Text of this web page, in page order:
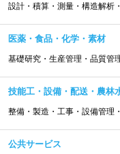
設計・積算・測量・構造解析
医薬・食品・化学・素材
基礎研究・生産管理・品質管
技能工・設備・配送・農林
整備・製造・工事・設備管理
公共サービス